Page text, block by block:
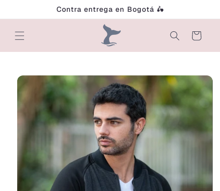
directamente
al contenido
Contra entrega en Bogotá 🛵
Carrito
Ir
información
del producto